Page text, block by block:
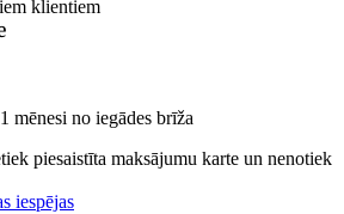
klientiem
mēnesi no iegādes brīža
piesaistīta maksājumu karte un nenotiek
iespējas